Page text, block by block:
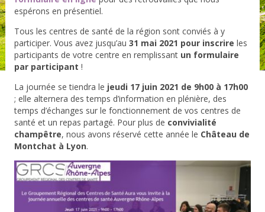
espérons en présentiel.
Tous les centres de santé de la région sont conviés à y
participer. Vous avez jusqu’au 31 mai 2021 pour inscrire les
participants de votre centre en remplissant un formulaire
par participant !
La journée se tiendra le jeudi 17 juin 2021 de 9h00 à 17h00
; elle alternera des temps d’information en plénière, des
temps d’échanges sur le fonctionnement de vos centres de
santé et un repas partagé. Pour plus de convivialité
champêtre, nous avons réservé cette année le Château de
Montchat à Lyon.